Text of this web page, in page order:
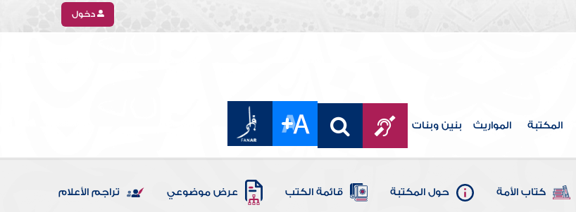
دخول
المكتبة المواريث بنين وبنات
كتاب الأمة حول المكتبة قائمة الكتب عرض موضوعي تراجم الأعلام